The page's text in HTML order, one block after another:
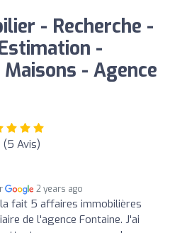
- Recherche -
-
- Agence
Avis)
2 years ago
fait 5 affaires immobilières
de l'agence Fontaine. J'ai